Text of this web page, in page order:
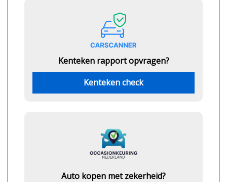
Kenteken rapport opvragen?
Kenteken check
Auto kopen met zekerheid?